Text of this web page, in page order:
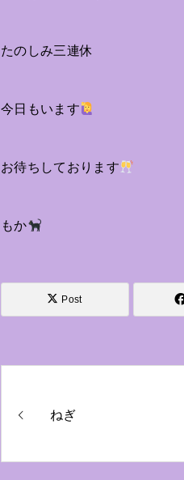
たのしみ三連休
今日もいます
お待ちしております
もか
Post
ねぎ